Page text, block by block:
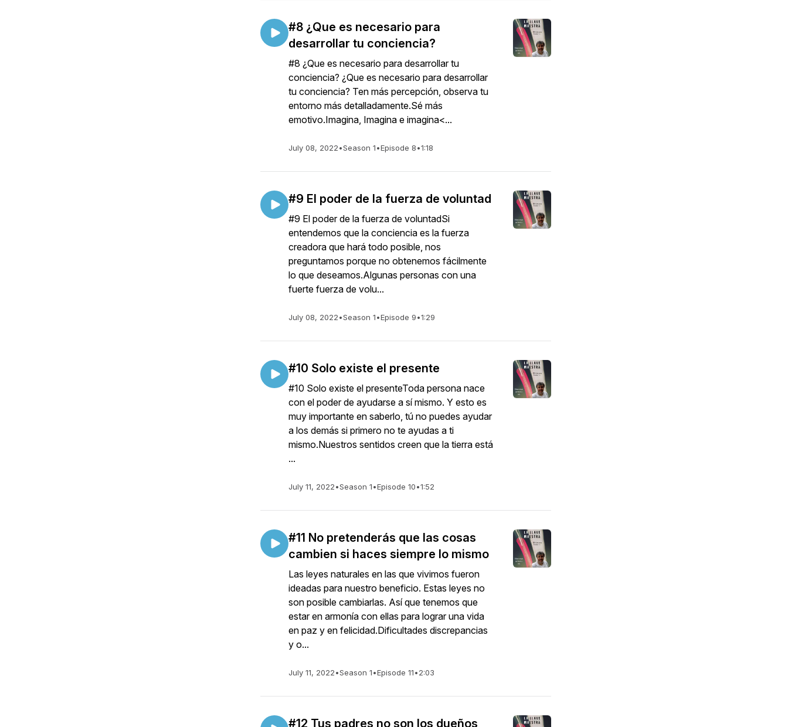
#8 ¿Que es necesario para
desarrollar tu conciencia?
#8 ¿Que es necesario para desarrollar tu
conciencia? ¿Que es necesario para desarrollar
tu conciencia? Ten más percepción, observa tu
entorno más detalladamente.Sé más
emotivo.Imagina, Imagina e imagina<...
July 08, 2022•Season 1•Episode 8•1:18
#9 El poder de la fuerza de voluntad
#9 El poder de la fuerza de voluntadSi
entendemos que la conciencia es la fuerza
creadora que hará todo posible, nos
preguntamos porque no obtenemos fácilmente
lo que deseamos.Algunas personas con una
fuerte fuerza de volu...
July 08, 2022•Season 1•Episode 9•1:29
#10 Solo existe el presente
#10 Solo existe el presenteToda persona nace
con el poder de ayudarse a sí mismo. Y esto es
muy importante en saberlo, tú no puedes ayudar
a los demás si primero no te ayudas a ti
mismo.Nuestros sentidos creen que la tierra está
...
July 11, 2022•Season 1•Episode 10•1:52
#11 No pretenderás que las cosas
cambien si haces siempre lo mismo
Las leyes naturales en las que vivimos fueron
ideadas para nuestro beneficio. Estas leyes no
son posible cambiarlas. Así que tenemos que
estar en armonía con ellas para lograr una vida
en paz y en felicidad.Dificultades discrepancias
y o...
July 11, 2022•Season 1•Episode 11•2:03
#12 Tus padres no son los dueños